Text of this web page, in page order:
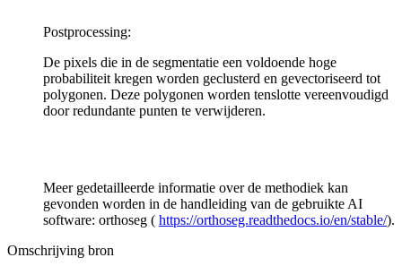
Postprocessing:
De pixels die in de segmentatie een voldoende hoge
probabiliteit kregen worden geclusterd en gevectoriseerd tot
polygonen. Deze polygonen worden tenslotte vereenvoudigd
door redundante punten te verwijderen.
Meer gedetailleerde informatie over de methodiek kan
gevonden worden in de handleiding van de gebruikte AI
software: orthoseg ( https://orthoseg.readthedocs.io/en/stable/).
Omschrijving bron